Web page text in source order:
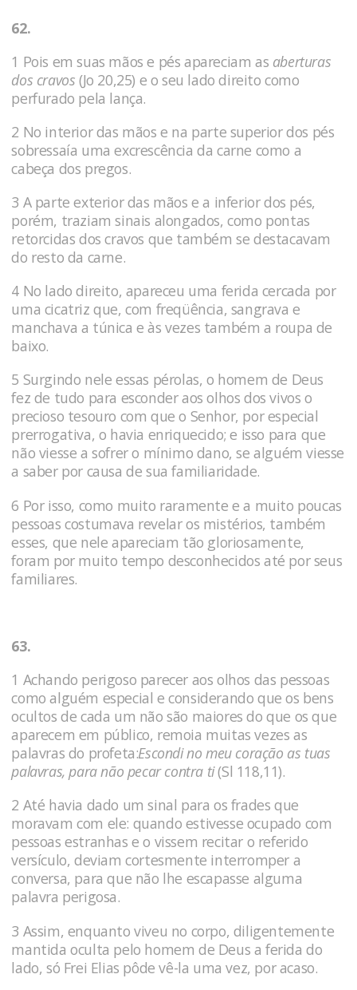
62.
1 Pois em suas mãos e pés apareciam as aberturas
dos cravos (Jo 20,25) e o seu lado direito como
perfurado pela lança.
2 No interior das mãos e na parte superior dos pés
sobressaía uma excrescência da carne como a
cabeça dos pregos.
3 A parte exterior das mãos e a inferior dos pés,
porém, traziam sinais alongados, como pontas
retorcidas dos cravos que também se destacavam
do resto da carne.
4 No lado direito, apareceu uma ferida cercada por
uma cicatriz que, com freqüência, sangrava e
manchava a túnica e às vezes também a roupa de
baixo.
5 Surgindo nele essas pérolas, o homem de Deus
fez de tudo para esconder aos olhos dos vivos o
precioso tesouro com que o Senhor, por especial
prerrogativa, o havia enriqueci­do; e isso para que
não viesse a sofrer o mínimo dano, se alguém viesse
a saber por causa de sua familiaridade.
6 Por isso, como muito raramente e a muito poucas
pessoas costumava revelar os mistérios, também
esses, que nele apareciam tão gloriosamente,
foram por muito tempo desconhe­cidos até por seus
familiares.
63.
1 Achando perigoso parecer aos olhos das pessoas
como alguém especial e considerando que os bens
ocultos de cada um não são maiores do que os que
aparecem em público, remoia muitas vezes as
palavras do profeta:Escondi no meu coração as tuas
palavras, para não pecar contra ti(Sl 118,11).
2 Até havia dado um sinal para os frades que
moravam com ele: quando esti­vesse ocupado com
pessoas estranhas e o vissem recitar o referi­do
versículo, deviam cortesmente interromper a
conversa, para que não lhe escapasse alguma
palavra perigosa.
3 Assim, enquanto viveu no corpo, diligentemente
mantida oculta pelo homem de Deus a ferida do
lado, só Frei Elias pôde vê-la uma vez, por acaso.